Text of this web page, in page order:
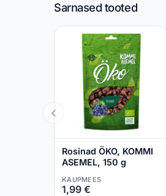
Sarnased tooted
Rosinad ÖKO, KOMMI
ASEMEL, 150 g
KAUPMEES
1,99 €